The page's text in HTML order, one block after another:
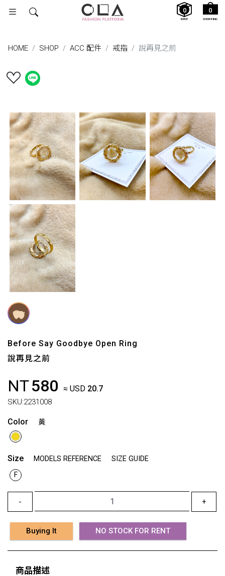
SHOPPING
0
RENT
0
HOME SHOP ACC 配件 戒指 說再見之前
Before Say Goodbye Open Ring
說再見之前
NT580 ≈ USD 20.7
SKU:2231008
Color 黃
Size MODELS REFERENCE
SIZE GUIDE
F
- +
Buying It NO STOCK FOR RENT
商品描述